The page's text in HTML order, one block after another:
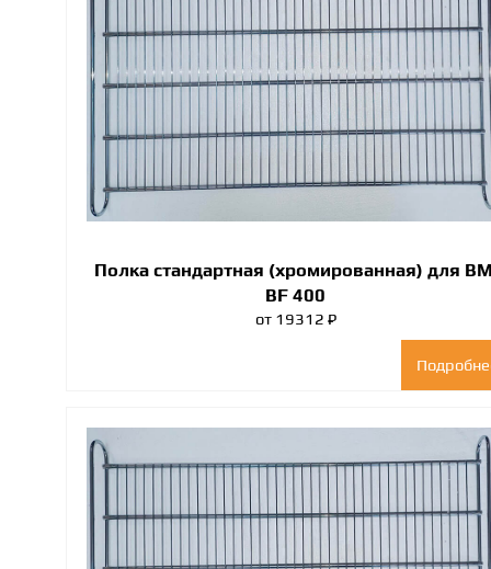
Полка стандартная (хромированная) для
BF 400
от 19312 ₽